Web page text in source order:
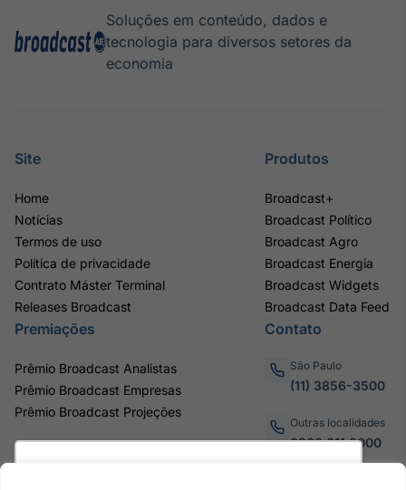
Soluções em conteúdo, dados e
tecnologia para diversos setores da
economia
Site
Home
Notícias
Termos de uso
Política de privacidade
Contrato Máster Terminal
Releases Broadcast
Produtos
Broadcast+
Broadcast Político
Broadcast Agro
Broadcast Energia
Broadcast Widgets
Broadcast Data Feed
Premiações
Prêmio Broadcast Analistas
Prêmio Broadcast Empresas
Prêmio Broadcast Projeções
Contato
São Paulo
(11) 3856-3500
Outras localidades
0800.011.3000